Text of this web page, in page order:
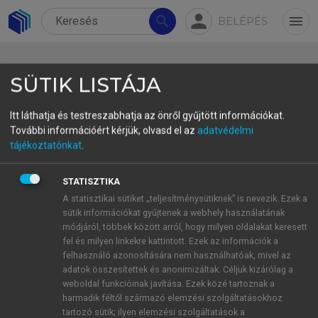
search person BELÉPÉS menu
Elmondani az elmondhatatlant
DOI: 10.1556/2065.180.2019.8.18
Cikk letöltése
elmondani az elmondhatatlantkifejezés problémás
természete nyelvileg elsőként abban nyilvánul meg,
SÜTIK LISTÁJA
Itt láthatja és testreszabhatja az önről gyűjtött információkat.
További információért kérjük, olvasd el az adatvédelmi
tájékoztatónkat.
STATISZTIKA
A statisztikai sütiket „teljesítménysütiknek” is nevezik. Ezek a
sütik információkat gyűjtenek a webhely használatának
módjáról, többek között arról, hogy milyen oldalakat keresett
fel és milyen linkekre kattintott. Ezek az információk a
felhasználó azonosítására nem használhatóak, mivel az
adatok összesítettek és anonimizáltak. Céljuk kizárólag a
weboldal funkcióinak javítása. Ezek közé tartoznak a
harmadik féltől származó elemzési szolgáltatásokhoz
tartozó sütik; ilyen elemzési szolgáltatások a